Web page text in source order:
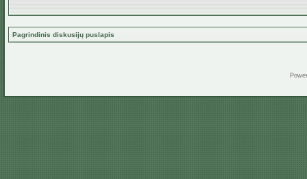
Pagrindinis diskusijų puslapis